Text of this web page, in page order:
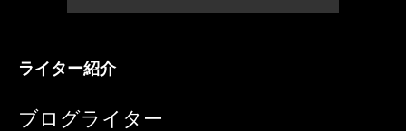
ライター紹介
ブログライター